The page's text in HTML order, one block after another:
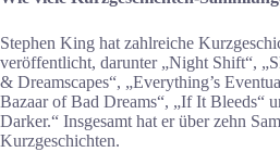
Stephen King hat zahlreiche
veröffentlicht, darunter „Night Shift“,
& Dreamscapes“, „Everything’s
Bazaar of Bad Dreams“, „If It Bleeds“
Darker.“ Insgesamt hat er über zehn
Kurzgeschichten.